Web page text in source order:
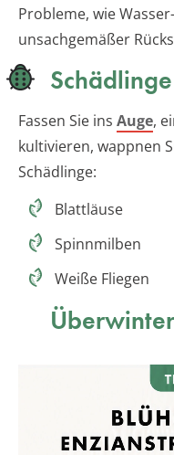
Probleme, wie
unsachgemäßer
Schädlinge
Fassen Sie ins Auge,
kultivieren, wappnen
Schädlinge:
Blattläuse
Spinnmilben
Weiße Fliegen